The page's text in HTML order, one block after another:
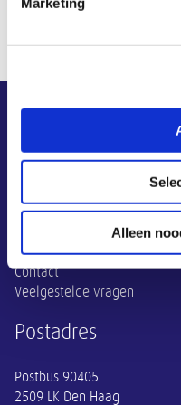
Alleen
Overige
Over SCOOR-RMZO
Contact
Veelgestelde vragen
Postadres
Postbus 90405
2509 LK Den Haag